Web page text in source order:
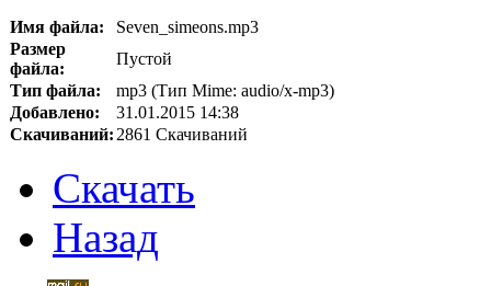
Имя файла:
Seven_simeons.mp3
Размер
файла:
Пустой
Тип файла:
mp3 (Тип Mime: audio/x-mp3)
Добавлено:
31.01.2015 14:38
Скачиваний: 2861 Скачиваний
Скачать
Назад